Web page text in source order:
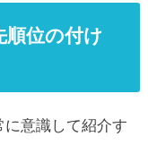
位の付け
意識して紹介す